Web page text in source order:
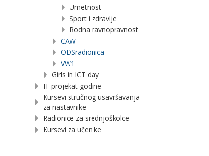
Umetnost
Sport i zdravlje
Rodna ravnopravnost
CAW
ODSradionica
VW1
Girls in ICT day
IT projekat godine
Kursevi stručnog usavršavanja
za nastavnike
Radionice za srednjoškolce
Kursevi za učenike